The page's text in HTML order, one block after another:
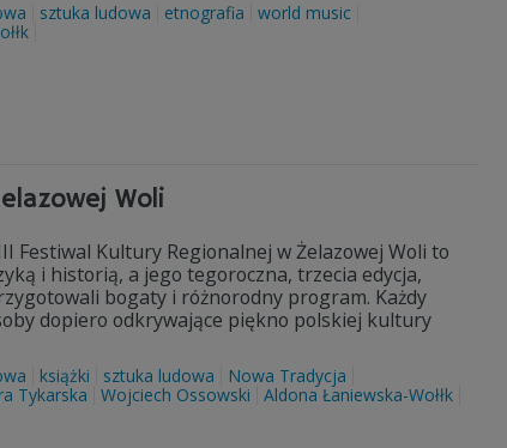
sztuka ludowa etnografia
world music
Woli
Festiwal Kultury Regionalnej w Żelazowej Woli to
i historią, a jego tegoroczna, trzecia edycja,
bogaty i różnorodny program. Każdy
dopiero odkrywające piękno polskiej kultury
książki sztuka ludowa
Nowa Tradycja
Tykarska Wojciech Ossowski
Aldona Łaniewska-Wołłk